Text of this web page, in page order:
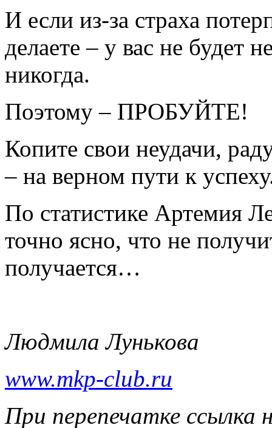
И если из-за страха
делаете – у вас не будет
никогда.
Поэтому – ПРОБУЙТЕ!
Копите свои неудачи,
– на верном пути к
По статистике Артемия
точно ясно, что не
получается…
Людмила Лунькова
www.mkp-club.ru
При перепечатке ссылка